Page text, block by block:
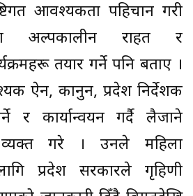
आवश्यकता पहिचान गरी
अल्पकालीन राहत र
तयार गर्ने पनि बताए ।
ऐन, कानुन, प्रदेश निर्देशक
र कार्यान्वयन गर्दै लैजाने
व्यक्त गरे । उनले महिला
प्रदेश सरकारले गृहिणी